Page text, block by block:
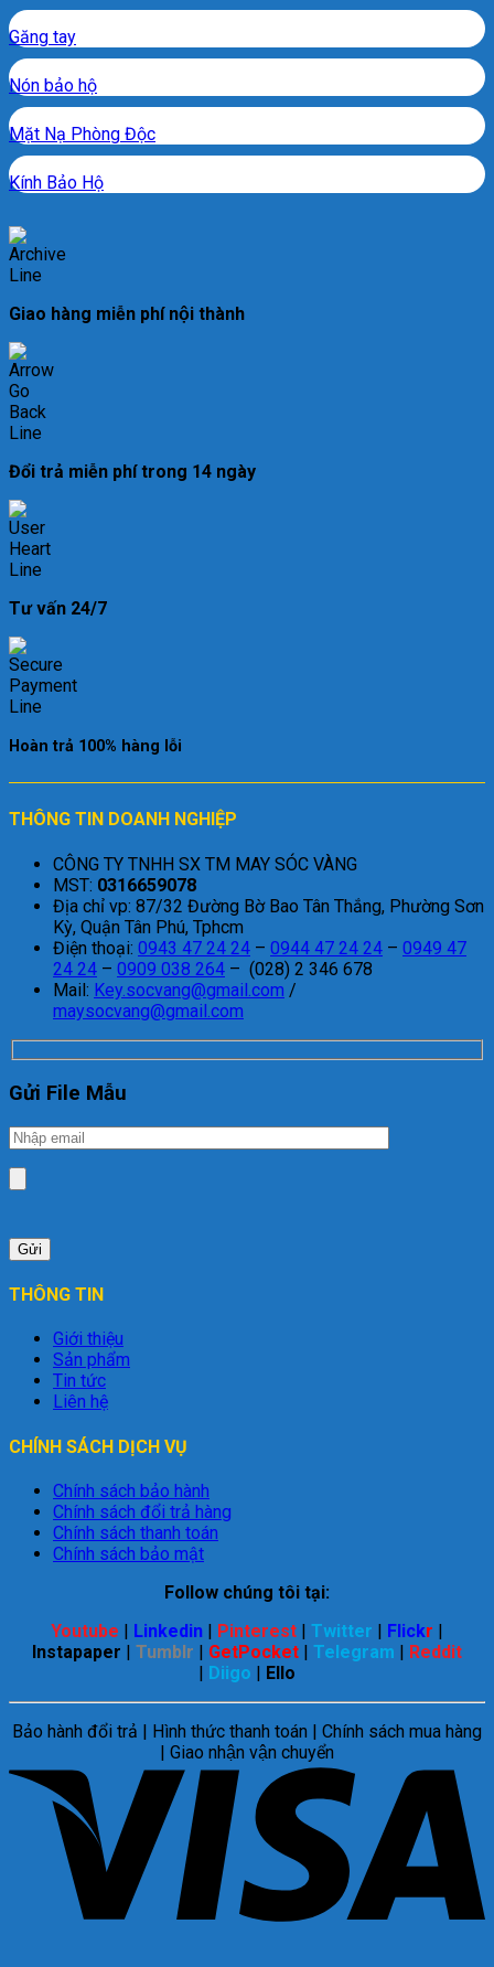
Găng tay
Nón bảo hộ
Mặt Nạ Phòng Độc
Kính Bảo Hộ
Giao hàng miễn phí nội thành
Đổi trả miễn phí trong 14 ngày
Tư vấn 24/7
Hoàn trả 100% hàng lỗi
THÔNG TIN DOANH NGHIỆP
CÔNG TY TNHH SX TM MAY SÓC VÀNG
MST: 0316659078
Địa chỉ vp: 87/32 Đường Bờ Bao Tân Thắng, Phường Sơn
Kỳ, Quận Tân Phú, Tphcm
Điện thoại: 0943 47 24 24 – 0944 47 24 24 – 0949 47
24 24 – 0909 038 264 – (028) 2 346 678
Mail: Key.socvang@gmail.com /
maysocvang@gmail.com
Gửi File Mẫu
THÔNG TIN
Giới thiệu
Sản phẩm
Tin tức
Liên hệ
CHÍNH SÁCH DỊCH VỤ
Chính sách bảo hành
Chính sách đổi trả hàng
Chính sách thanh toán
Chính sách bảo mật
Follow chúng tôi tại:
Youtube | Linkedin | Pinterest | Twitter | Flickr |
Instapaper | Tumblr | GetPocket | Telegram | Reddit
| Diigo | Ello
Bảo hành đổi trả | Hình thức thanh toán | Chính sách mua hàng
| Giao nhận vận chuyển